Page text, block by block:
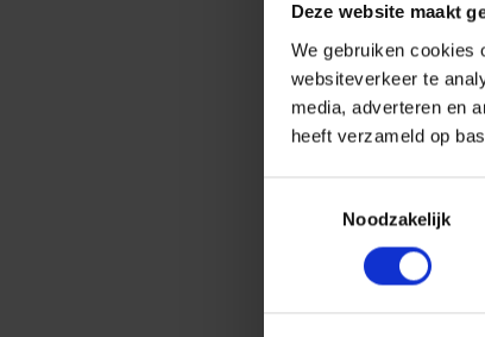
Deze website maakt
We gebruiken cookies
websiteverkeer te
media, adverteren en
heeft verzameld op
Noodzakelijk